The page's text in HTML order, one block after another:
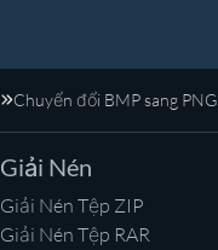
Chuyển đổi BMP sang PNG
Giải Nén
Giải Nén Tệp ZIP
Giải Nén Tệp RAR